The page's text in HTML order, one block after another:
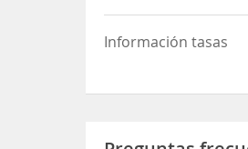
Información tasas